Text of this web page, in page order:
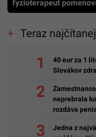
fyzioterapeut
Teraz
40 eur za 1
Slovákov
neprebrala
rozdáva
Jedna z